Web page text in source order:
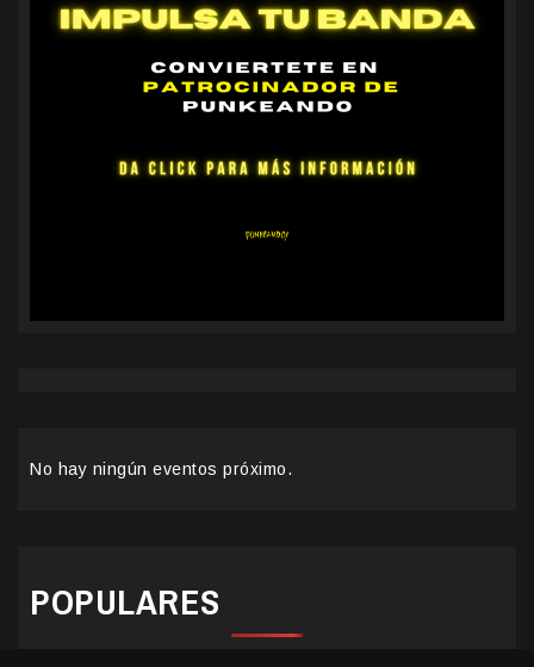
No hay ningún eventos próximo.
POPULARES